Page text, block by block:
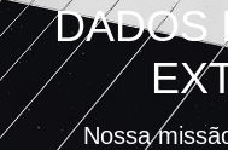
DADOS
Nossa